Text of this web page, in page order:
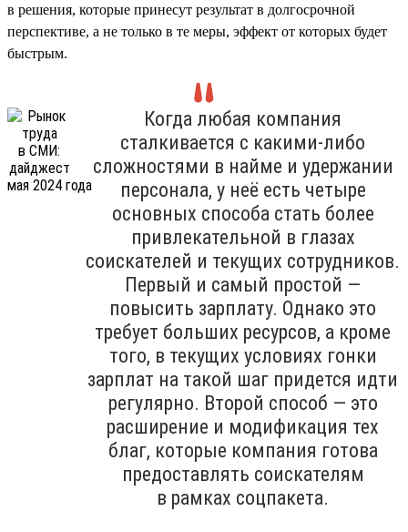
в решения, которые принесут результат в долгосрочной
перспективе, а не только в те меры, эффект от которых будет
быстрым.
Когда любая компания
сталкивается с какими-либо
сложностями в найме и удержании
персонала, у неё есть четыре
основных способа стать более
привлекательной в глазах
соискателей и текущих сотрудников.
Первый и самый простой —
повысить зарплату. Однако это
требует больших ресурсов, а кроме
того, в текущих условиях гонки
зарплат на такой шаг придется идти
регулярно. Второй способ — это
расширение и модификация тех
благ, которые компания готова
предоставлять соискателям
в рамках соцпакета.